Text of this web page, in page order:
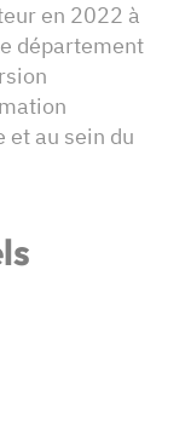
en 2022 à
département
et au sein du